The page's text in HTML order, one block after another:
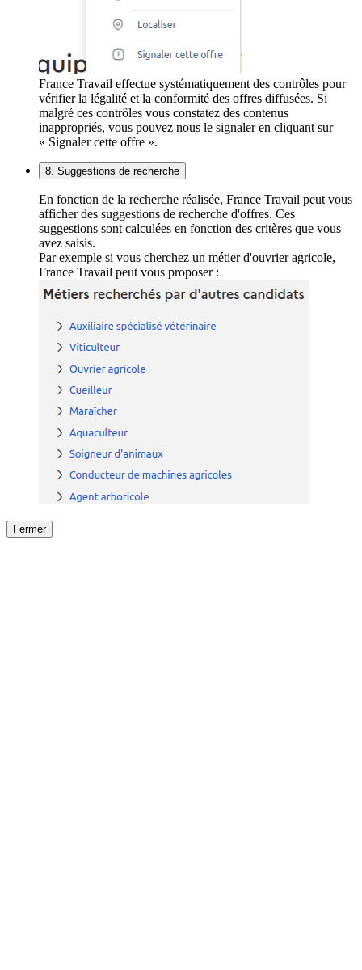
France Travail effectue systématiquement des contrôles pour
vérifier la légalité et la conformité des offres diffusées. Si
malgré ces contrôles vous constatez des contenus
inappropriés, vous pouvez nous le signaler en cliquant sur
« Signaler cette offre ».
8. Suggestions de recherche
En fonction de la recherche réalisée, France Travail peut vous
afficher des suggestions de recherche d'offres. Ces
suggestions sont calculées en fonction des critères que vous
avez saisis.
Par exemple si vous cherchez un métier d'ouvrier agricole,
France Travail peut vous proposer :
Fermer